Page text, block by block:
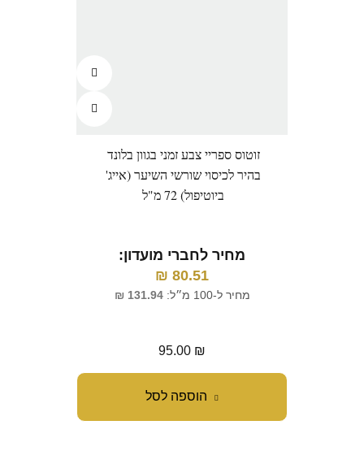
הוספה לסל
זוטוס ספריי צבע זמני בגוון בלונד
בהיר לכיסוי שורשי השיער (אייג'
ביוטיפול) 72 מ"ל
מחיר לחברי מועדון:
80.51
₪
מחיר ל-100 מ״ל: 131.94
₪
95.00 ₪